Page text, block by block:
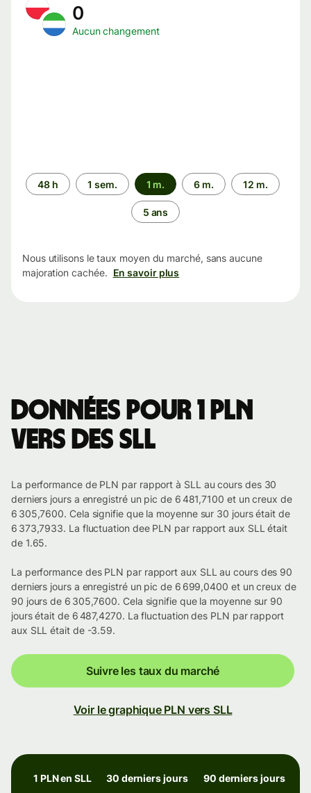
0
Aucun changement
Période
48 h 1 sem. 1 m. 6 m. 12 m.
5 ans
Nous utilisons le taux moyen du marché, sans aucune
majoration cachée. En savoir plus
Données pour 1 PLN
vers des SLL
La performance de PLN par rapport à SLL au cours des 30
derniers jours a enregistré un pic de 6 481,7100 et un creux de
6 305,7600. Cela signifie que la moyenne sur 30 jours était de
6 373,7933. La fluctuation dee PLN par rapport aux SLL était
de 1.65.
La performance des PLN par rapport aux SLL au cours des 90
derniers jours a enregistré un pic de 6 699,0400 et un creux de
90 jours de 6 305,7600. Cela signifie que la moyenne sur 90
jours était de 6 487,4270. La fluctuation des PLN par rapport
aux SLL était de -3.59.
Suivre les taux du marché
Voir le graphique PLN vers SLL
1 PLN en SLL 30 derniers jours 90 derniers jours